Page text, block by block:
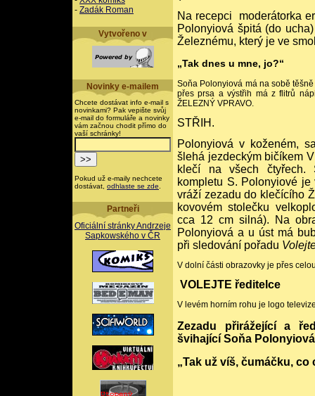
- Zadák Roman
Vytvořeno v
Novinky e-mailem
Chcete dostávat info e-mail s
novinkami? Pak vepište svůj
e-mail do formuláře a novinky
vám začnou chodit přímo do
vaší schránky!
Pokud už e-maily nechcete
dostávat, odhlaste se zde
Partneři
Oficiální stránky Andrzeje
Sapkowského v ČR
Na recepci
moderátorka
Polonyiová špitá (do
Železnému, který je ve
„Tak dnes u mne, jo?“
Soňa Polonyiová má na sobě
přes prsa a výstřih má z flitrů
ŽELEZNÝ VPRAVO.
STŘIH.
Polonyiová v koženém,
šlehá jezdeckým bičíkem
klečí na všech čtyřech.
kompletu S. Polonyiové
vráží zezadu do klečícího
kovovém stolečku
cca 12 cm silná). Na
Polonyiová a u úst má
při sledování pořadu
V dolní části obrazovky je přes
VOLEJTE ředitelce
V levém horním rohu je logo
Zezadu přirážející a
švihající Soňa
„Tak už víš, čumáčku, co